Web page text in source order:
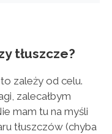
tłuszcze?
zależy od celu.
zalecałbym
mam tu na myśli
tłuszczów (chyba